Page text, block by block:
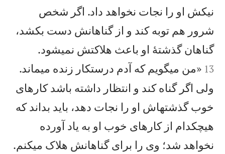
نيكش او را نجات نخواهد داد. اگر شخص
شرور هم توبه كند و از گناهانش دست بكشد،
گناهان گذشتهٔ او باعث هلاكتش نمیشود.
13 «من میگويم كه آدم درستكار زنده میماند.
ولی اگر گناه كند و انتظار داشته باشد كارهای
خوب گذشتهاش او را نجات دهد، بايد بداند كه
هيچكدام از كارهای خوب او به ياد آورده
نخواهد شد؛ وی را برای گناهانش هلاک میكنم.